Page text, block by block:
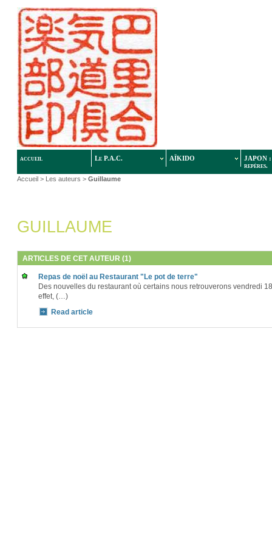
accueil Le P.A.C. AÏKIDO
JAPON :
repères.
Accueil > Les auteurs >Guillaume
GUILLAUME
ARTICLES DE CET AUTEUR (1)
Repas de noël au Restaurant "Le pot de terre"
Des nouvelles du restaurant où certains nous retrouverons vendredi
effet, (…)
Read article